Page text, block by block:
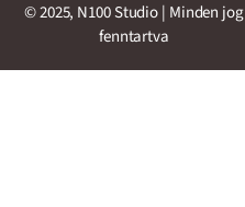
© 2025, N100 Studio | Minden jog
fenntartva